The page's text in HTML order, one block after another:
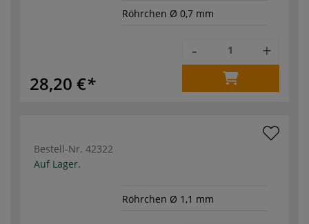
Röhrchen Ø 0,7 mm
28,20 €
- +
Bestell-Nr. 42322
Auf Lager.
Röhrchen Ø 1,1 mm